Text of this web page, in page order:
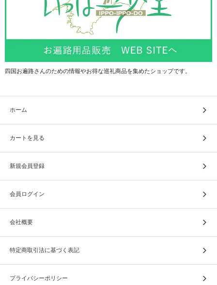
四国お遍路さんのための情報やお得な巡礼商品を集めたショップです。
ホーム
カートを見る
新規会員登録
会員ログイン
会社概要
特定商取引法に基づく表記
プライバシーポリシー